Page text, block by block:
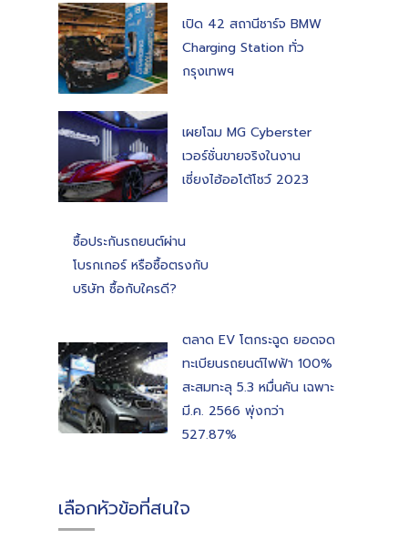
เปิด 42 สถานีชาร์จ BMW
Charging Station ทั่ว
กรุงเทพฯ
เผยโฉม MG Cyberster
เวอร์ชั่นขายจริงในงาน
เซี่ยงไฮ้ออโต้โชว์ 2023
ซื้อประกันรถยนต์ผ่าน
โบรกเกอร์ หรือซื้อตรงกับ
บริษัท ซื้อกับใครดี?
ตลาด EV โตกระฉูด ยอดจด
ทะเบียนรถยนต์ไฟฟ้า 100%
สะสมทะลุ 5.3 หมื่นคัน เฉพาะ
มี.ค. 2566 พุ่งกว่า
527.87%
เลือกหัวข้อที่สนใจ